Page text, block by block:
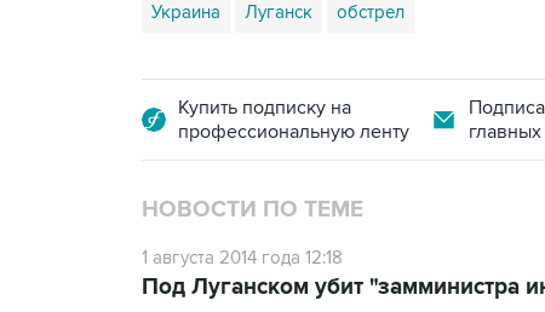
Украина Луганск обстрел
Купить подписку на
профессиональную ленту
НОВОСТИ ПО ТЕМЕ
1 августа 2014 года 12:18
Под Луганском убит "замминистра